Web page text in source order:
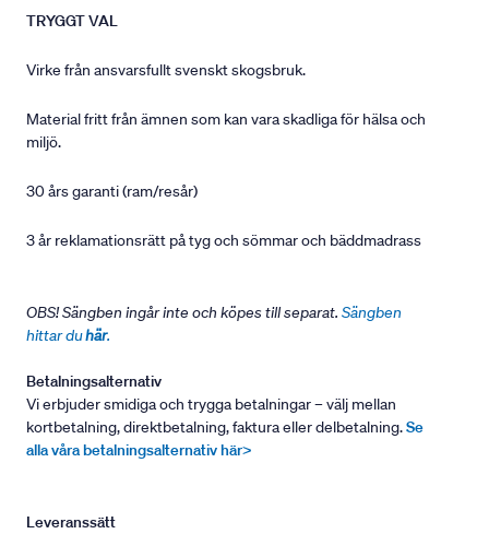
TRYGGT VAL
Virke från ansvarsfullt svenskt skogsbruk.
Material fritt från ämnen som kan vara skadliga för hälsa och
miljö.
30 års garanti (ram/resår)
3 år reklamationsrätt på tyg och sömmar och bäddmadrass
OBS! Sängben ingår inte och köpes till separat. Sängben
hittar duhär.
Betalningsalternativ
Vi erbjuder smidiga och trygga betalningar – välj mellan
kortbetalning, direktbetalning, faktura eller delbetalning.Se
alla våra betalningsalternativ här>
Leveranssätt